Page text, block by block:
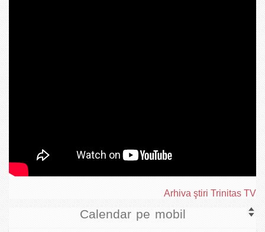
Arhiva ştiri Trinitas TV
Calendar pe mobil